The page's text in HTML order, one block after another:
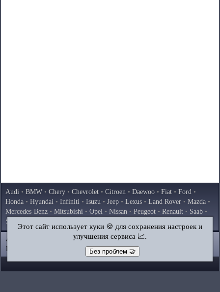
Audi • BMW • Chery • Chevrolet • Citroen • Daewoo • Fiat • Ford •
Honda • Hyundai • Infiniti • Isuzu • Jeep • Lexus • Land Rover • Mazda •
Mercedes-Benz • Mitsubishi • Opel • Nissan • Peugeot • Renault • Saab •
Skoda
Volkswagen
AutoInstruction.ru © 2020–2026|Полная версия
Карта сайта
Контакты|Поиск по сайту
Этот сайт использует куки 🍪 для сохранения настроек и
улучшения сервиса 📈.
Без проблем 🤝